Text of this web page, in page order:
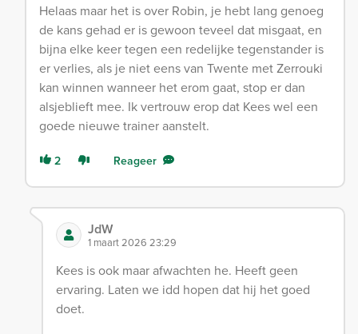
Helaas maar het is over Robin, je hebt lang genoeg
de kans gehad er is gewoon teveel dat misgaat, en
bijna elke keer tegen een redelijke tegenstander is
er verlies, als je niet eens van Twente met Zerrouki
kan winnen wanneer het erom gaat, stop er dan
alsjeblieft mee. Ik vertrouw erop dat Kees wel een
goede nieuwe trainer aanstelt.
2 Reageer
JdW
1 maart 2026 23:29
Kees is ook maar afwachten he. Heeft geen
ervaring. Laten we idd hopen dat hij het goed
doet.